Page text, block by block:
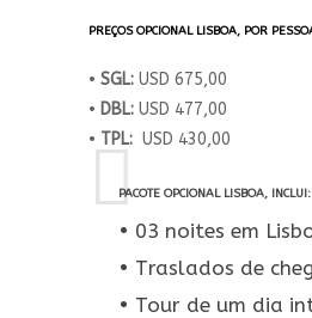
PREÇOS OPCIONAL LISBOA, POR
•SGL: USD 675,00
• DBL: USD 477,00
• TPL: USD 430,00
PACOTE OPCIONAL LISBOA, INCLUI:
• 03 noites em
• Traslados de
• Tour de um dia